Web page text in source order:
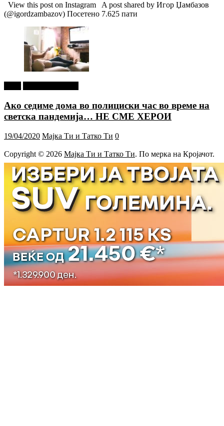
View this post on Instagram A post shared by Игор Џамбазов
(@igordzambazov) Посетено 7.625 пати
Ако седиме дома во полициски час во време на
светска пандемија… НЕ СМЕ ХЕРОИ
19/04/2020 Мајка Ти и Татко Ти 0
Copyright © 2026 Мајка Ти и Татко Ти. По мерка на Кројачот.